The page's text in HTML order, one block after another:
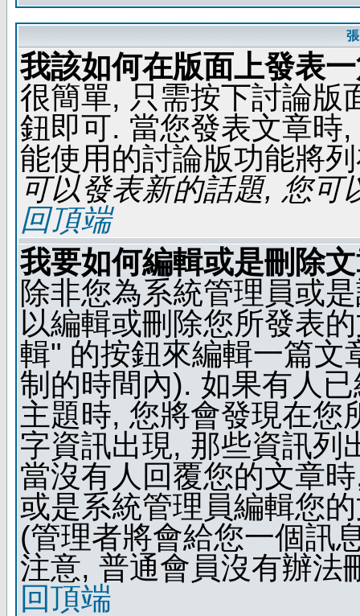
我該如何在版面上發表
很簡單, 只需按下討論版
鈕即可. 當您發表文章時
能使用的討論版功能將
可以發表新的話題, 您可
回頂端
我要如何編輯或是刪除
除非您為系統管理員或
以編輯或刪除您所發表
輯" 的按鈕來編輯一篇文
制的時間內). 如果有人
主題時, 您將會發現在您
字資訊出現, 那些資訊列
當沒有人回覆您的文章
或是系統管理員編輯您
(管理者將會給您一個訊
注意, 普通會員沒有辦法
回頂端